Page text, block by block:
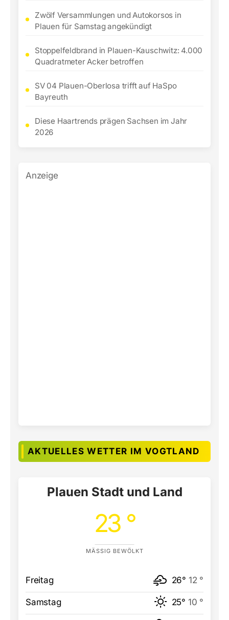
Zwölf Versammlungen und Autokorsos in
Plauen für Samstag angekündigt
Stoppelfeldbrand in Plauen-Kauschwitz: 4.000
Quadratmeter Acker betroffen
SV 04 Plauen-Oberlosa trifft auf HaSpo
Bayreuth
Diese Haartrends prägen Sachsen im Jahr
2026
Anzeige
AKTUELLES WETTER IM VOGTLAND
Plauen Stadt und Land
23 °
MÄSSIG BEWÖLKT
Freitag 26° 12 °
Samstag 25° 10 °